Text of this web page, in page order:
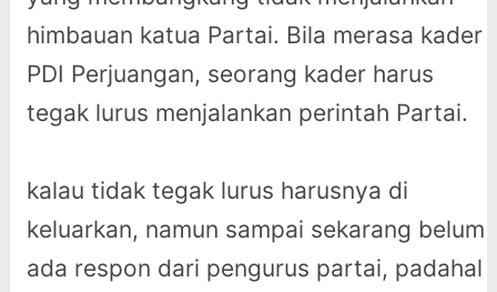
himbauan katua Partai. Bila merasa kader
PDI Perjuangan, seorang kader harus
tegak lurus menjalankan perintah Partai.
kalau tidak tegak lurus harusnya di
keluarkan, namun sampai sekarang belum
ada respon dari pengurus partai, padahal